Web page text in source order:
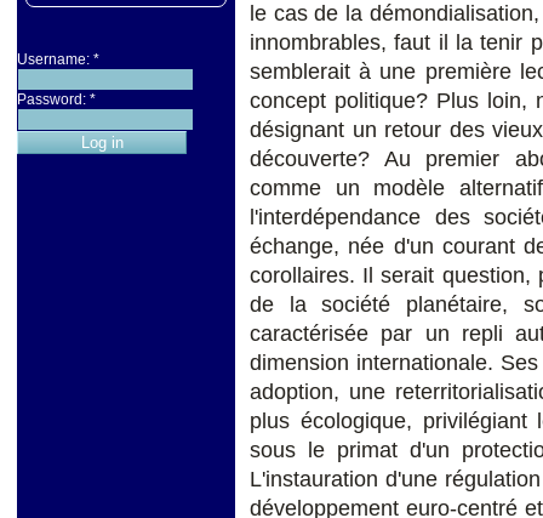
Username: *
Password: *
le cas de la
innombrables, faut il la tenir
semblerait à une première
concept politique? Plus loin,
désignant un retour des
découverte? Au premier
comme un modèle
l'interdépendance des
échange, née d'un courant
corollaires. Il serait question,
de la société planétaire,
caractérisée par un repli
dimension internationale.
adoption, une
plus écologique,
sous le primat d'un
L'instauration d'une
développement euro-centré